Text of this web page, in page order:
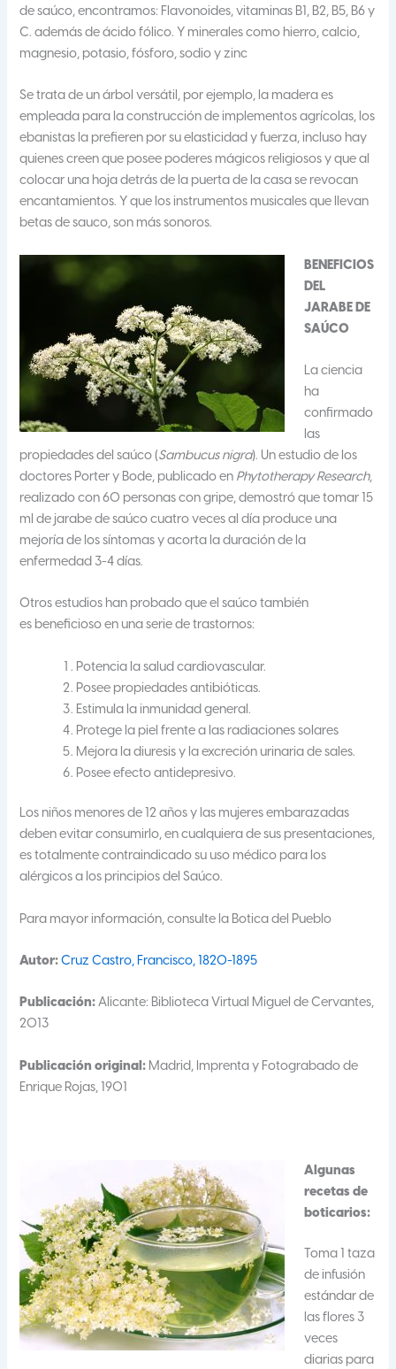
de saúco, encontramos: Flavonoides, vitaminas B1, B2, B5, B6 y
C. además de ácido fólico. Y minerales como hierro, calcio,
magnesio, potasio, fósforo, sodio y zinc
Se trata de un árbol versátil, por ejemplo, la madera es
empleada para la construcción de implementos agrícolas, los
ebanistas la prefieren por su elasticidad y fuerza, incluso hay
quienes creen que posee poderes mágicos religiosos y que al
colocar una hoja detrás de la puerta de la casa se revocan
encantamientos. Y que los instrumentos musicales que llevan
betas de sauco, son más sonoros.
BENEFICIOS
DEL
JARABE DE
SAÚCO
La ciencia
ha
confirmado
las
propiedades del saúco (Sambucus nigra). Un estudio de los
doctores Porter y Bode, publicado en Phytotherapy Research,
realizado con 60 personas con gripe, demostró que tomar 15
ml de jarabe de saúco cuatro veces al día produce una
mejoría de los síntomas y acorta la duración de la
enfermedad 3-4 días.
Otros estudios han probado que el saúco también
es beneficioso en una serie de trastornos:
Potencia la salud cardiovascular.
Posee propiedades antibióticas.
Estimula la inmunidad general.
Protege la piel frente a las radiaciones solares
Mejora la diuresis y la excreción urinaria de sales.
Posee efecto antidepresivo.
Los niños menores de 12 años y las mujeres embarazadas
deben evitar consumirlo, en cualquiera de sus presentaciones,
es totalmente contraindicado su uso médico para los
alérgicos a los principios del Saúco.
Para mayor información, consulte la Botica del Pueblo
Autor: Cruz Castro, Francisco, 1820-1895
Publicación:Alicante: Biblioteca Virtual Miguel de Cervantes,
2013
Publicación original: Madrid, Imprenta y Fotograbado de
Enrique Rojas, 1901
Algunas
recetas de
boticarios:
Toma 1 taza
de infusión
estándar de
las flores 3
veces
diarias para